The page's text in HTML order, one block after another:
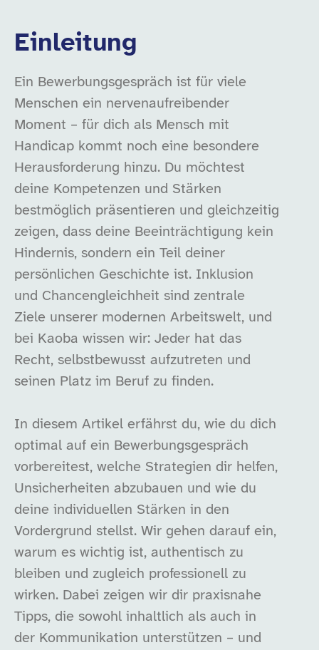
Einleitung
Ein Bewerbungsgespräch ist für viele
Menschen ein nervenaufreibender
Moment – für dich als Mensch mit
Handicap kommt noch eine besondere
Herausforderung hinzu. Du möchtest
deine Kompetenzen und Stärken
bestmöglich präsentieren und gleichzeitig
zeigen, dass deine Beeinträchtigung kein
Hindernis, sondern ein Teil deiner
persönlichen Geschichte ist. Inklusion
und Chancengleichheit sind zentrale
Ziele unserer modernen Arbeitswelt, und
bei Kaoba wissen wir: Jeder hat das
Recht, selbstbewusst aufzutreten und
seinen Platz im Beruf zu finden.
In diesem Artikel erfährst du, wie du dich
optimal auf ein Bewerbungsgespräch
vorbereitest, welche Strategien dir helfen,
Unsicherheiten abzubauen und wie du
deine individuellen Stärken in den
Vordergrund stellst. Wir gehen darauf ein,
warum es wichtig ist, authentisch zu
bleiben und zugleich professionell zu
wirken. Dabei zeigen wir dir praxisnahe
Tipps, die sowohl inhaltlich als auch in
der Kommunikation unterstützen – und